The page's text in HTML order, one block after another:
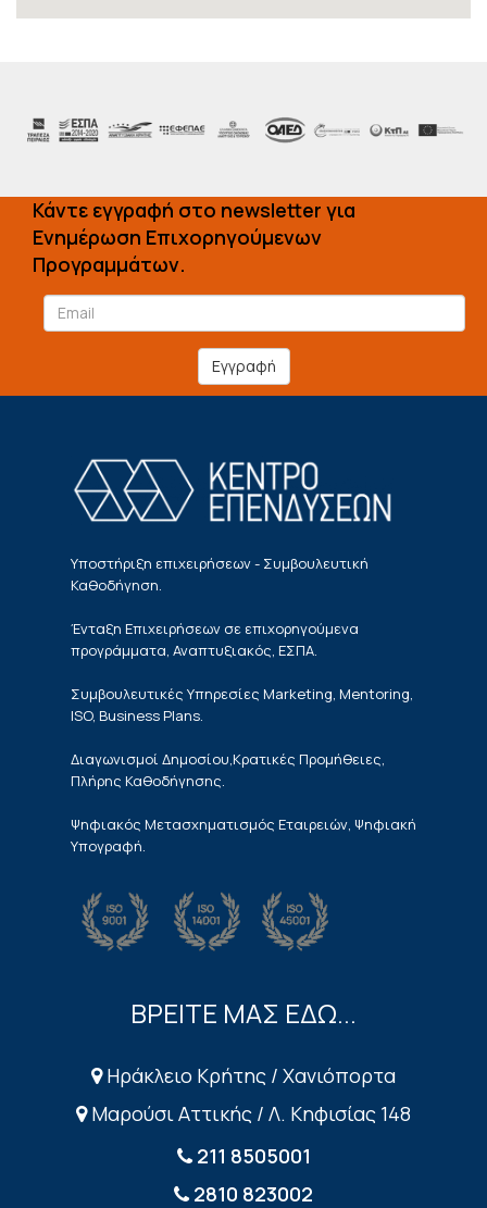
Κάντε εγγραφή στο newsletter για
Ενημέρωση Επιχορηγούμενων
Προγραμμάτων.
Εγγραφή
Υποστήριξη επιχειρήσεων - Συμβουλευτική
Καθοδήγηση.
Ένταξη Επιχειρήσεων σε επιχορηγούμενα
προγράμματα, Αναπτυξιακός, ΕΣΠΑ.
Συμβουλευτικές Υπηρεσίες Marketing, Mentoring,
ISO, Business Plans.
Διαγωνισμοί Δημοσίου,Κρατικές Προμήθειες,
Πλήρης Καθοδήγησης.
Ψηφιακός Μετασχηματισμός Εταιρειών, Ψηφιακή
Υπογραφή.
ΒΡΕΙΤΕ ΜΑΣ ΕΔΩ...
Ηράκλειο Κρήτης / Χανιόπορτα
Μαρούσι Αττικής / Λ. Κηφισίας 148
211 8505001
2810 823002